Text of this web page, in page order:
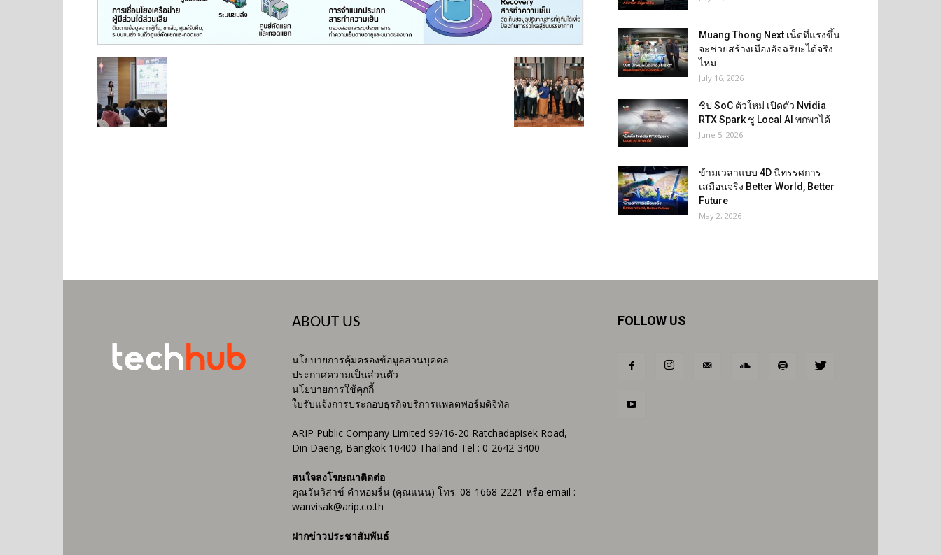
Muang Thong Next เน็ตที่แรงขึ้น
จะช่วยสร้างเมืองอัจฉริยะได้จริง
ไหม
July 16, 2026
ชิป SoC ตัวใหม่ เปิดตัว Nvidia
RTX Spark ชู Local AI พกพาได้
June 5, 2026
ข้ามเวลาแบบ 4D นิทรรศการ
เสมือนจริง Better World, Better
Future
May 2, 2026
ABOUT US
นโยบายการคุ้มครองข้อมูลส่วนบุคคล
ประกาศความเป็นส่วนตัว
นโยบายการใช้คุกกี้
ใบรับแจ้งการประกอบธุรกิจบริการแพลตฟอร์มดิจิทัล
ARIP Public Company Limited 99/16-20 Ratchadapisek Road,
Din Daeng, Bangkok 10400 Thailand Tel : 0-2642-3400
สนใจลงโฆษณาติดต่อ
คุณวันวิสาข์ คำหอมรื่น (คุณแนน) โทร. 08-1668-2221 หรือ email :
wanvisak@arip.co.th
ฝากข่าวประชาสัมพันธ์
FOLLOW US